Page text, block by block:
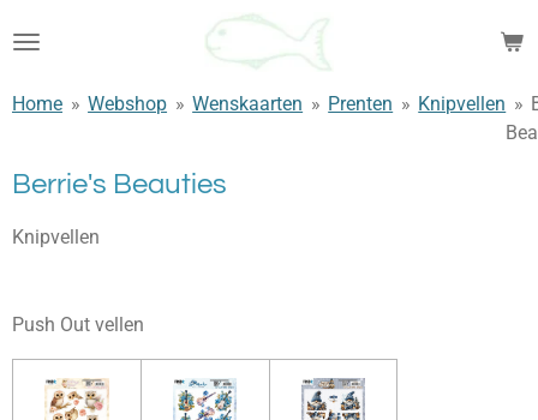
direct
de
Home » Webshop » Wenskaarten » Prenten » Knipvellen »
Berrie's Beauties
Knipvellen
Push Out vellen